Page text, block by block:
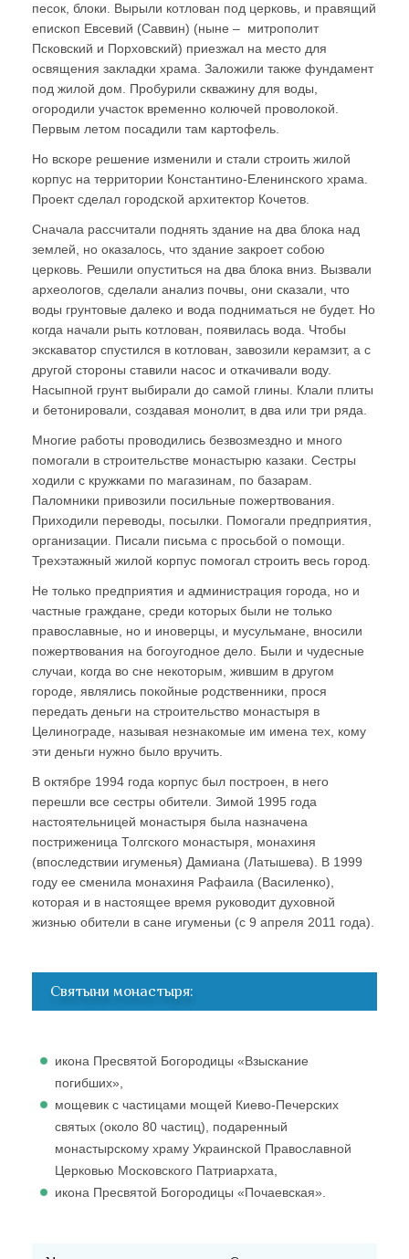
песок, блоки. Вырыли котлован под церковь, и правящий
епископ Евсевий (Саввин) (ныне – митрополит
Псковский и Порховский) приезжал на место для
освящения закладки храма. Заложили также фундамент
под жилой дом. Пробурили скважину для воды,
огородили участок временно колючей проволокой.
Первым летом посадили там картофель.
Но вскоре решение изменили и стали строить жилой
корпус на территории Константино-Еленинского храма.
Проект сделал городской архитектор Кочетов.
Сначала рассчитали поднять здание на два блока над
землей, но оказалось, что здание закроет собою
церковь. Решили опуститься на два блока вниз. Вызвали
археологов, сделали анализ почвы, они сказали, что
воды грунтовые далеко и вода подниматься не будет. Но
когда начали рыть котлован, появилась вода. Чтобы
экскаватор спустился в котлован, завозили керамзит, а с
другой стороны ставили насос и откачивали воду.
Насыпной грунт выбирали до самой глины. Клали плиты
и бетонировали, создавая монолит, в два или три ряда.
Многие работы проводились безвозмездно и много
помогали в строительстве монастырю казаки. Сестры
ходили с кружками по магазинам, по базарам.
Паломники привозили посильные пожертвования.
Приходили переводы, посылки. Помогали предприятия,
организации. Писали письма с просьбой о помощи.
Трехэтажный жилой корпус помогал строить весь город.
Не только предприятия и администрация города, но и
частные граждане, среди которых были не только
православные, но и иноверцы, и мусульмане, вносили
пожертвования на богоугодное дело. Были и чудесные
случаи, когда во сне некоторым, жившим в другом
городе, являлись покойные родственники, прося
передать деньги на строительство монастыря в
Целинограде, называя незнакомые им имена тех, кому
эти деньги нужно было вручить.
В октябре 1994 года корпус был построен, в него
перешли все сестры обители. Зимой 1995 года
настоятельницей монастыря была назначена
постриженица Толгского монастыря, монахиня
(впоследствии игуменья) Дамиана (Латышева). В 1999
году ее сменила монахиня Рафаила (Василенко),
которая и в настоящее время руководит духовной
жизнью обители в сане игуменьи (с 9 апреля 2011 года).
Святыни монастыря:
икона Пресвятой Богородицы «Взыскание
погибших»,
мощевик с частицами мощей Киево-Печерских
святых (около 80 частиц), подаренный
монастырскому храму Украинской Православной
Церковью Московского Патриархата,
икона Пресвятой Богородицы «Почаевская».